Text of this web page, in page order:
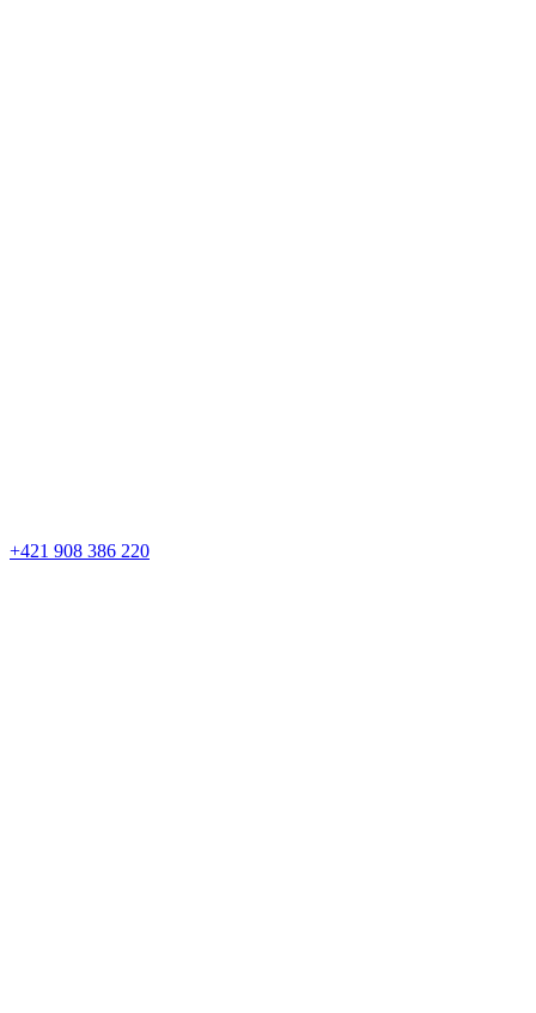
+421 908 386 220